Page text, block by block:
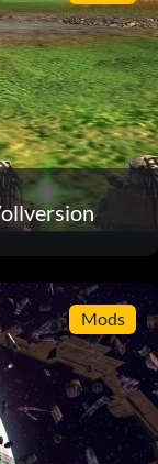
Mods